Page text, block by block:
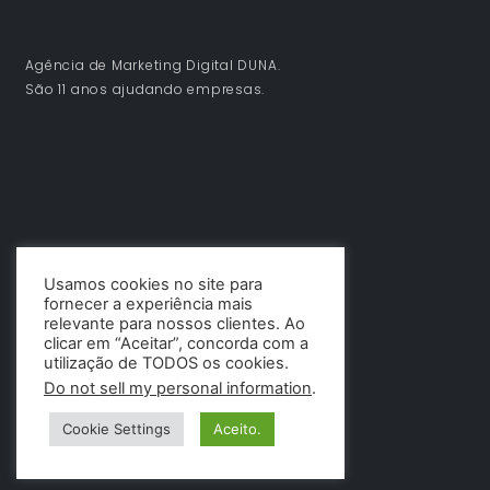
Agência de Marketing Digital DUNA.
São 11 anos ajudando empresas.
Usamos cookies no site para
fornecer a experiência mais
relevante para nossos clientes. Ao
clicar em “Aceitar”, concorda com a
utilização de TODOS os cookies.
Do not sell my personal information.
Cookie Settings Aceito.